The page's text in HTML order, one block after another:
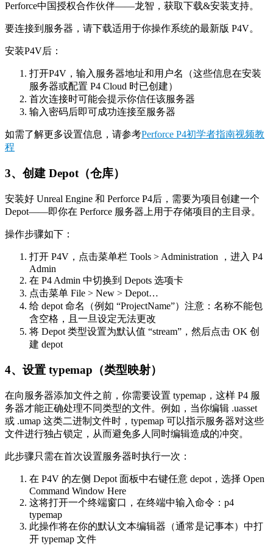
Perforce中国授权合作伙伴——龙智，获取下载&安装支持。
要连接到服务器，请下载适用于你操作系统的最新版 P4V。
安装P4V后：
打开P4V，输入服务器地址和用户名（这些信息在安装
服务器或配置 P4 Cloud 时已创建）
首次连接时可能会提示你信任该服务器
输入密码后即可成功连接至服务器
如需了解更多设置信息，请参考Perforce P4初学者指南视频教
程
3、创建 Depot（仓库）
安装好 Unreal Engine 和 Perforce P4后，需要为项目创建一个
Depot——即你在 Perforce 服务器上用于存储项目的主目录。
操作步骤如下：
打开 P4V，点击菜单栏 Tools > Administration ，进入 P4
Admin
在 P4 Admin 中切换到 Depots 选项卡
点击菜单 File > New > Depot…
给 depot 命名（例如 “ProjectName”）注意：名称不能包
含空格，且一旦设定无法更改
将 Depot 类型设置为默认值 “stream”，然后点击 OK 创
建 depot
4、设置 typemap（类型映射）
在向服务器添加文件之前，你需要设置 typemap，这样 P4 服
务器才能正确处理不同类型的文件。例如，当你编辑 .uasset
或 .umap 这类二进制文件时，typemap 可以指示服务器对这些
文件进行独占锁定，从而避免多人同时编辑造成的冲突。
此步骤只需在首次设置服务器时执行一次：
在 P4V 的左侧 Depot 面板中右键任意 depot，选择 Open
Command Window Here
这将打开一个终端窗口，在终端中输入命令：p4
typemap
此操作将在你的默认文本编辑器（通常是记事本）中打
开 typemap 文件